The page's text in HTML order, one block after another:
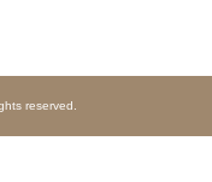
reserved.